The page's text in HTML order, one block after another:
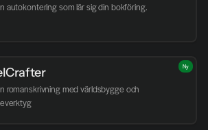
autokontering som lär sig din bokföring.
romanskrivning med världsbygge och
Ny